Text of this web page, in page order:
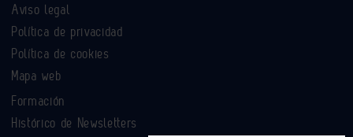
Aviso legal
Política de privacidad
Política de cookies
Mapa web
Formación
Histórico de Newsletters